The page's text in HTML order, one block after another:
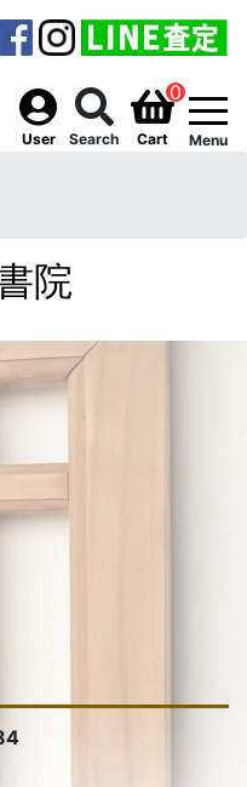
User Search
0
Cart Menu
院